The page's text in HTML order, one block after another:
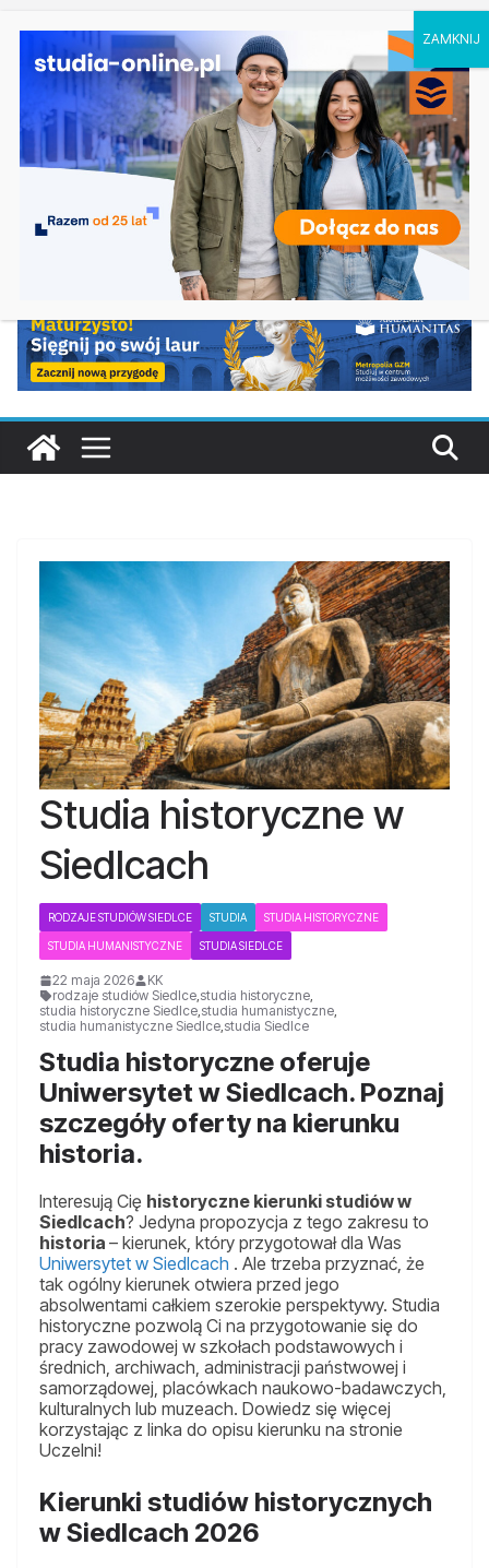
Ostatnie
wpisy:
Filologia słowiańska w Krakowie
Studia historyczne w Łodzi
Analityka biznesowa i Data Science – Collegium
Da Vinci w Poznaniu
Chemia w Opolu
Biologia w Rzeszowie
Studia historyczne w
Siedlcach
RODZAJE STUDIÓW SIEDLCE STUDIA STUDIA HISTORYCZNE
STUDIA HUMANISTYCZNE STUDIA SIEDLCE
22 maja 2026
KK
rodzaje studiów Siedlce,studia historyczne,
studia historyczne Siedlce,studia humanistyczne,
studia humanistyczne Siedlce,studia Siedlce
Studia historyczne oferuje
Uniwersytet w Siedlcach. Poznaj
szczegóły oferty na kierunku
historia.
Interesują Cię historyczne kierunki studiów w
Siedlcach? Jedyna propozycja z tego zakresu to
historia – kierunek, który przygotował dla Was
Uniwersytet w Siedlcach . Ale trzeba przyznać, że
tak ogólny kierunek otwiera przed jego
absolwentami całkiem szerokie perspektywy. Studia
historyczne pozwolą Ci na przygotowanie się do
pracy zawodowej w szkołach podstawowych i
średnich, archiwach, administracji państwowej i
samorządowej, placówkach naukowo-badawczych,
kulturalnych lub muzeach. Dowiedz się więcej
korzystając z linka do opisu kierunku na stronie
Uczelni!
Kierunki studiów historycznych
w Siedlcach 2026